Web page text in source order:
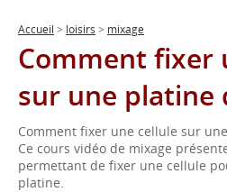
Accueil > loisirs > mixage
Comment fixer
sur une platine
Comment fixer une cellule sur
Ce cours vidéo de mixage
permettant de fixer une cellule
platine.